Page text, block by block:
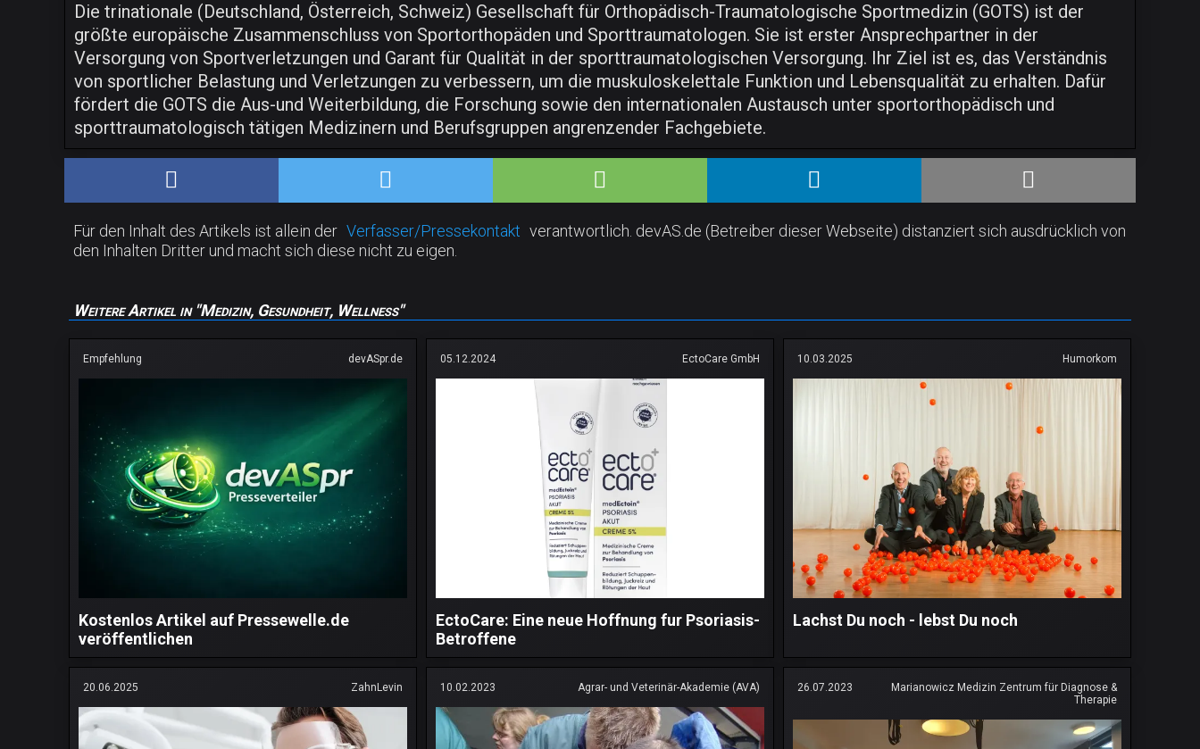
Die trinationale (Deutschland, Österreich, Schweiz) Gesellschaft für Orthopädisch-Traumatologische Sportmedizin (GOTS) ist der
größte europäische Zusammenschluss von Sportorthopäden und Sporttraumatologen. Sie ist erster Ansprechpartner in der
Versorgung von Sportverletzungen und Garant für Qualität in der sporttraumatologischen Versorgung. Ihr Ziel ist es, das Verständnis
von sportlicher Belastung und Verletzungen zu verbessern, um die muskuloskelettale Funktion und Lebensqualität zu erhalten. Dafür
fördert die GOTS die Aus-und Weiterbildung, die Forschung sowie den internationalen Austausch unter sportorthopädisch und
sporttraumatologisch tätigen Medizinern und Berufsgruppen angrenzender Fachgebiete.
Für den Inhalt des Artikels ist allein der Verfasser/Pressekontakt verantwortlich. devAS.de (Betreiber dieser Webseite) distanziert sich ausdrücklich von
den Inhalten Dritter und macht sich diese nicht zu eigen.
Weitere Artikel in "Medizin, Gesundheit, Wellness"
Empfehlung devASpr.de
Kostenlos Artikel auf Pressewelle.de
veröffentlichen
05.12.2024 EctoCare GmbH
EctoCare: Eine neue Hoffnung fur Psoriasis-
Betroffene
10.03.2025 Humorkom
Lachst Du noch - lebst Du noch
20.06.2025 ZahnLevin 10.02.2023 Agrar- und Veterinär-Akademie (AVA) 26.07.2023
Marianowicz Medizin Zentrum für Diagnose &
Therapie